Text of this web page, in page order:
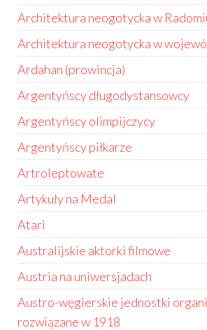
Architektura neogotycka w
Architektura neogotycka w
Ardahan (prowincja)
Argentyńscy długodystansowcy
Argentyńscy olimpijczycy
Argentyńscy piłkarze
Artroleptowate
Artykuły na Medal
Atari
Australijskie aktorki filmowe
Austria na uniwersjadach
Austro-węgierskie jednostki
rozwiązane w 1918